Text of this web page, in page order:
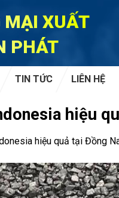
MẠI XUẤT
PHÁT
TIN TỨC LIÊN HỆ
hiệu
hiệu quả tại Đồng